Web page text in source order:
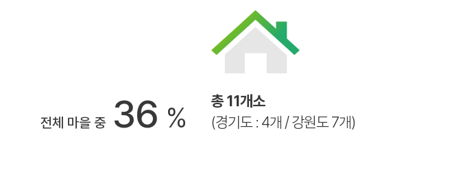
전체 마을 중 36 %
총 11개소
(경기도 : 4개 / 강원도 7개)